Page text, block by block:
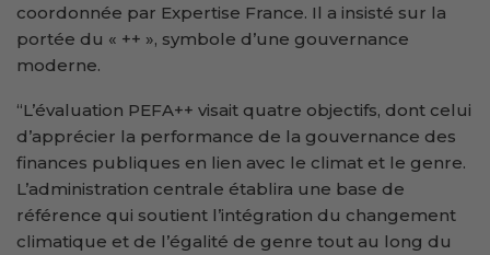
coordonnée par Expertise France. Il a insisté sur la
portée du « ++ », symbole d’une gouvernance
moderne.
“L’évaluation PEFA++ visait quatre objectifs, dont celui
d’apprécier la performance de la gouvernance des
finances publiques en lien avec le climat et le genre.
L’administration centrale établira une base de
référence qui soutient l’intégration du changement
climatique et de l’égalité de genre tout au long du